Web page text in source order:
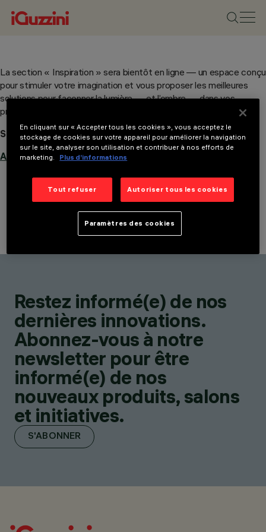
La section « Inspiration » sera bientôt en ligne — un espace conçu
pour stimuler votre imagination et vous proposer les meilleures
solutions pour façonner la lumière — et l’ombre — dans vos
projets.
Souhaitez-vous être informé dès que la page sera en ligne ?
Abonnez-vous à notre newsletter.
Restez informé(e) de nos
dernières innovations.
Abonnez-vous à notre
newsletter pour être
informé(e) de nos
nouveaux produits, salons
et initiatives.
S'ABONNER
En cliquant sur « Accepter tous les cookies », vous acceptez le
stockage de cookies sur votre appareil pour améliorer la navigation
sur le site, analyser son utilisation et contribuer à nos efforts de
marketing.
Plus d’informations
Tout refuser Autoriser tous les cookies
Paramètres des cookies